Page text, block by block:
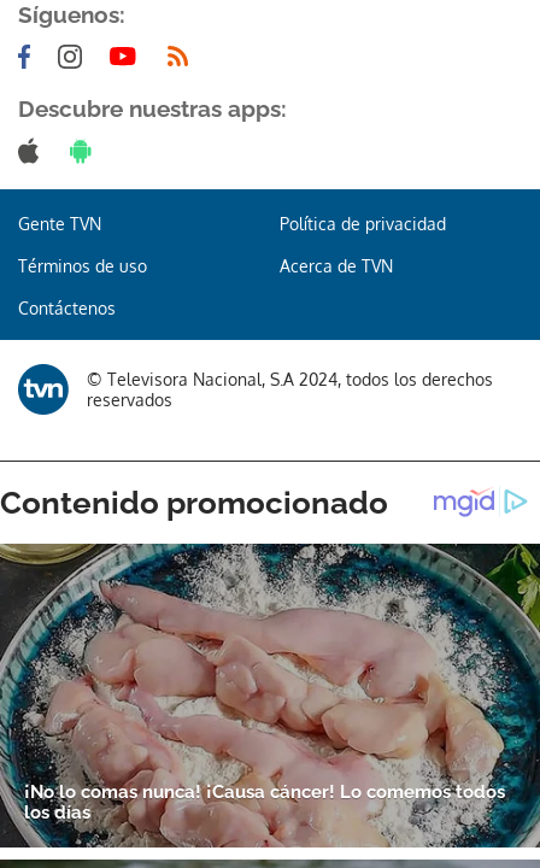
Síguenos:
Descubre nuestras apps:
Gente TVN Política de privacidad
Términos de uso Acerca de TVN
Contáctenos
© Televisora Nacional, S.A 2024, todos los derechos
reservados